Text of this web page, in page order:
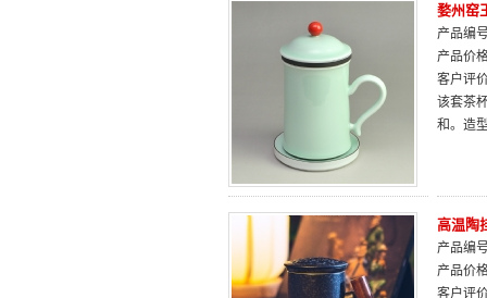
婺州窑
产品编
产品价
客户评
该套茶
和。造
高温陶
产品编
产品价
客户评